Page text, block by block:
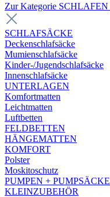
Zur Kategorie SCHLAFEN
SCHLAFSÄCKE
Deckenschlafsäcke
Mumienschlafsäcke
Kinder-/Jugendschlafsäcke
Innenschlafsäcke
UNTERLAGEN
Komfortmatten
Leichtmatten
Luftbetten
FELDBETTEN
HÄNGEMATTEN
KOMFORT
Polster
Moskitoschutz
PUMPEN + PUMPSÄCKE
KLEINZUBEHÖR